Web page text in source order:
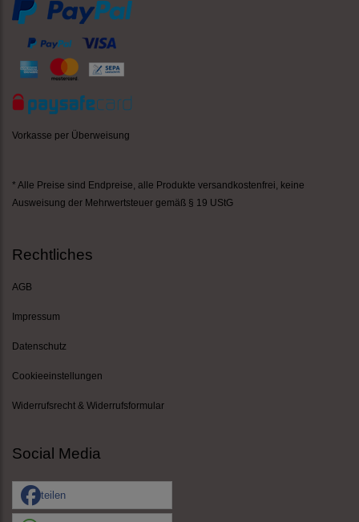
Vorkasse per Überweisung
* Alle Preise sind Endpreise, alle Produkte versandkostenfrei , keine
Ausweisung der Mehrwertsteuer gemäß § 19 UStG
Rechtliches
AGB
Impressum
Datenschutz
Cookieeinstellungen
Widerrufsrecht & Widerrufsformular
Social Media
teilen